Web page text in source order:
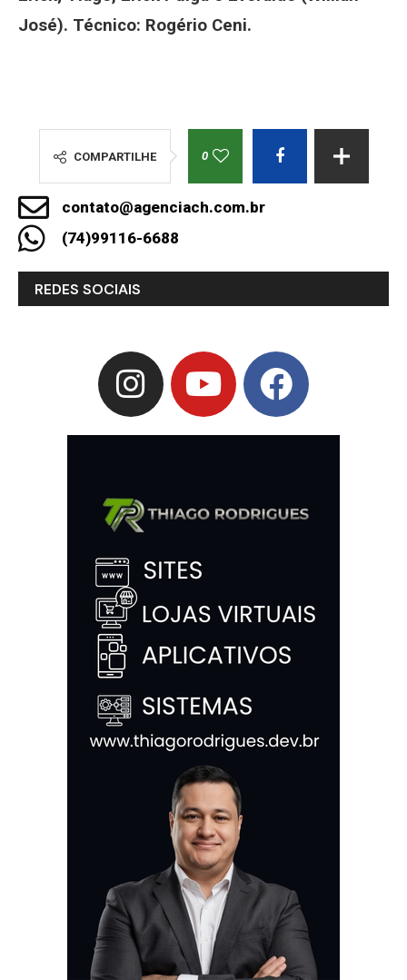
José). Técnico: Rogério Ceni.
COMPARTILHE 0
contato@agenciach.com.br
(74)99116-6688
REDES SOCIAIS